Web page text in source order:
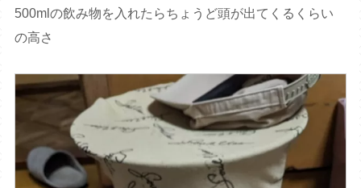
500mlの飲み物を入れたらちょうど頭が出てくるくらい
の高さ